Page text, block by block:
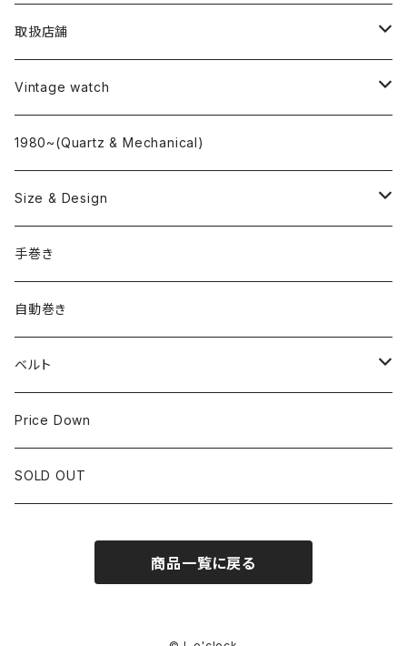
取扱店舗
L o'clock
"delve"
Vintage watch
海外ブランド
OMEGA
ROLEX
国産ブランド
SEIKO
CITIZEN
1980~(Quartz & Mechanical)
Size & Design
~24.9mm
25mm~29.9mm
30mm~34.9mm
35mm~39.9mm
40mm~
手巻き
自動巻き
ベルト
HIRSCHベルト
SSブレスレット
Price Down
SOLD OUT
商品一覧に戻る